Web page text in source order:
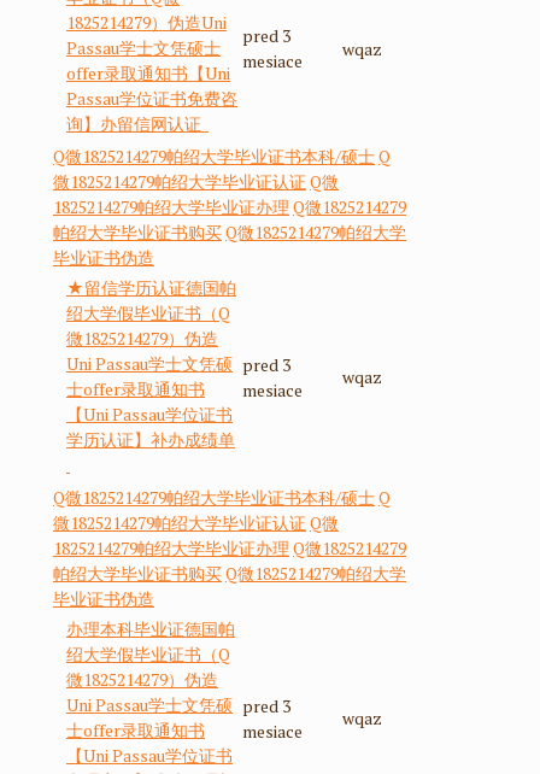
1825214279）伪造Uni
Passau学士文凭硕士
offer录取通知书【Uni
Passau学位证书免费咨
询】办留信网认证
pred 3
mesiace
wqaz
Q微1825214279帕绍大学毕业证书本科/硕士Q
微1825214279帕绍大学毕业证认证 Q微
1825214279帕绍大学毕业证办理 Q微1825214279
帕绍大学毕业证书购买Q微1825214279帕绍大学
毕业证书伪造
★留信学历认证德国帕
绍大学假毕业证书（Q
微1825214279）伪造
Uni Passau学士文凭硕
士offer录取通知书
【Uni Passau学位证书
学历认证】补办成绩单
pred 3
mesiace
wqaz
Q微1825214279帕绍大学毕业证书本科/硕士Q
微1825214279帕绍大学毕业证认证 Q微
1825214279帕绍大学毕业证办理 Q微1825214279
帕绍大学毕业证书购买Q微1825214279帕绍大学
毕业证书伪造
办理本科毕业证德国帕
绍大学假毕业证书（Q
微1825214279）伪造
Uni Passau学士文凭硕
士offer录取通知书
【Uni Passau学位证书
pred 3
mesiace
wqaz